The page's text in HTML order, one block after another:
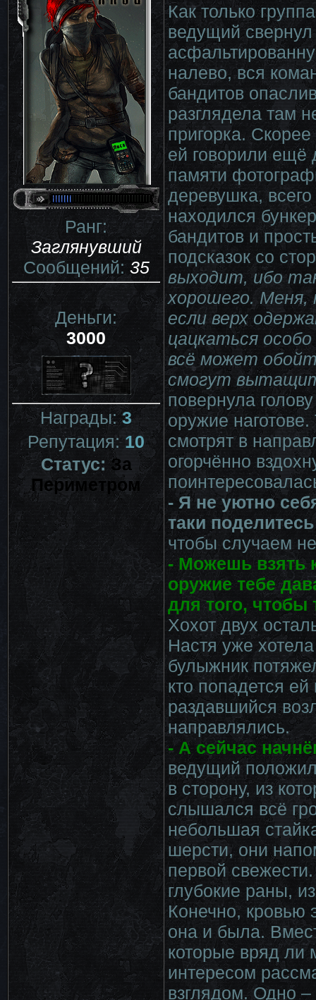
Ранг:
Заглянувший
Сообщений:35
Деньги:
3000
Награды:3
Репутация:10
Статус:За
Периметром
Как только
ведущий
налево, вся
бандитов
разглядела там
пригорка.
ей говорили ещё
памяти
деревушка,
находился
бандитов и
подсказок со
выходит, ибо
хорошего. Меня,
если верх
цацкаться
всё может
смогут
повернула
оружие
смотрят в
огорчённо
- Я не уютно
таки
чтобы случаем
- Можешь взять
оружие тебе
для того, чтобы
Хохот двух
Настя уже
булыжник
кто попадется
раздавшийся
направлялись.
- А сейчас
ведущий
в сторону, из
слышался всё
небольшая
шерсти, они
первой
глубокие раны,
Конечно, кровью
она и была.
которые вряд ли
интересом
взглядом. Одно –